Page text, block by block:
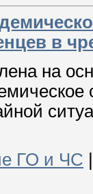
в
на
ГО и ЧС